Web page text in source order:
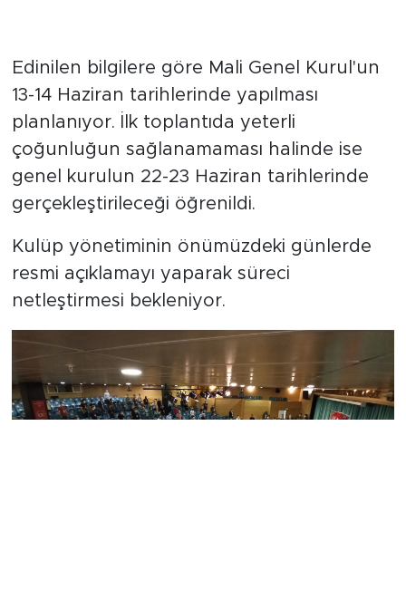
Edinilen bilgilere göre Mali Genel Kurul'un
13-14 Haziran tarihlerinde yapılması
planlanıyor. İlk toplantıda yeterli
çoğunluğun sağlanamaması halinde ise
genel kurulun 22-23 Haziran tarihlerinde
gerçekleştirileceği öğrenildi.
Kulüp yönetiminin önümüzdeki günlerde
resmi açıklamayı yaparak süreci
netleştirmesi bekleniyor.